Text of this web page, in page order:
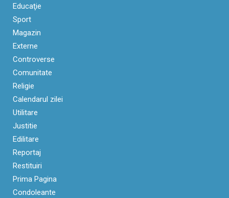
Educaţie
Sport
Magazin
Externe
Controverse
Comunitate
Religie
Calendarul zilei
Utilitare
Justitie
Edilitare
Reportaj
Restituiri
Prima Pagina
Condoleante